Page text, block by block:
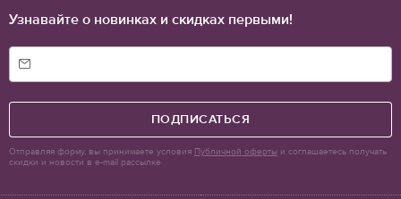
Узнавайте о новинках и скидках первыми!
ПОДПИСАТЬСЯ
Отправляя форму, вы принимаете условия Публичной оферты и соглашаетесь получать
скидки и новости в e-mail рассылке